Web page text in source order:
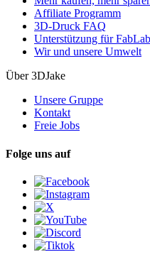
Affiliate Programm
3D-Druck FAQ
Unterstützung für
Wir und unsere Umwelt
Über 3DJake
Unsere Gruppe
Kontakt
Freie Jobs
Folge uns auf